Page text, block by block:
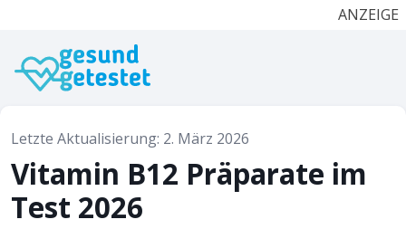
ANZEIGE
Letzte Aktualisierung: 2. März 2026
Vitamin B12 Präparate im
Test 2026